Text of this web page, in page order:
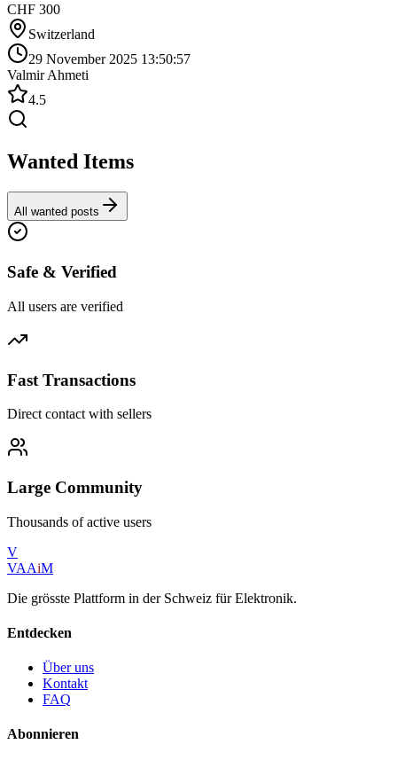
CHF 300
Switzerland
29 November 2025 13:50:57
Valmir Ahmeti
4.5
Wanted Items
All wanted posts
Safe & Verified
All users are verified
Fast Transactions
Direct contact with sellers
Large Community
Thousands of active users
V
VAAiM
Die grösste Plattform in der Schweiz für Elektronik.
Entdecken
Über uns
Kontakt
FAQ
Abonnieren